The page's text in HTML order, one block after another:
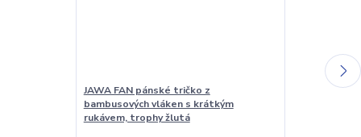
JAWA FAN pánské tričko z
bambusových vláken s krátkým
rukávem, trophy žlutá
JAWA FAN